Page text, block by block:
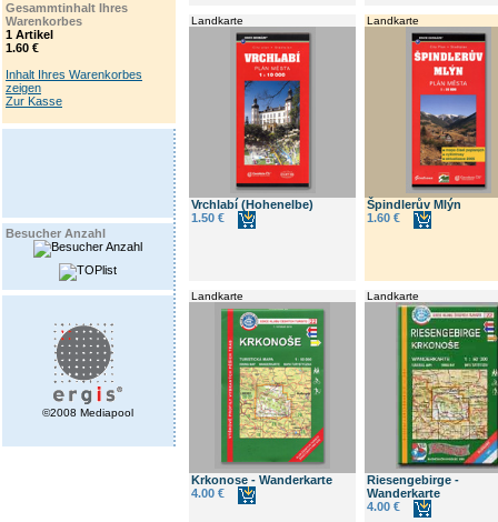
Gesammtinhalt Ihres
Warenkorbes
1 Artikel
1.60 €
Inhalt Ihres Warenkorbes
zeigen
Zur Kasse
Besucher Anzahl
©2008 Mediapool
Landkarte
Vrchlabí (Hohenelbe)
1.50 €
Landkarte
Špindlerův Mlýn
1.60 €
Landkarte
Krkonose - Wanderkarte
4.00 €
Landkarte
Riesengebirge -
Wanderkarte
4.00 €